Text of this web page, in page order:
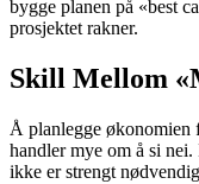
bygge planen på «best
prosjektet rakner.
Skill Mellom
Å planlegge økonomien
handler mye om å si
ikke er strengt